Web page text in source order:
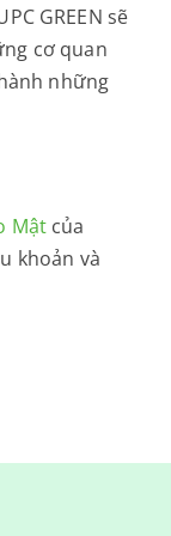
GREEN sẽ
cơ quan
những
Mật của
khoản và